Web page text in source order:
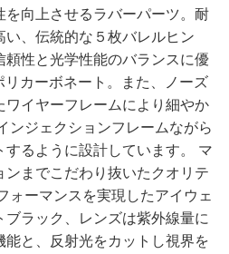
を向上させるラバーパーツ。耐
、伝統的な５枚バレルヒン
頼性と光学性能のバランスに優
カーボネート。また、ノーズ
ワイヤーフレームにより細やか
ンジェクションフレームながら
するように設計しています。 マ
までこだわり抜いたクオリテ
ォーマンスを実現したアイウェ
ラック、レンズは紫外線量に
能と、反射光をカットし視界を